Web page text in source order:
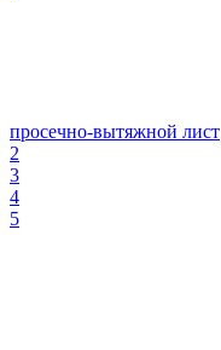
просечно-вытяжной лист
2
3
4
5